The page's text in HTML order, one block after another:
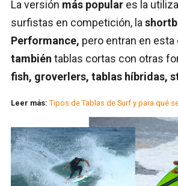
La versión más popular es la
surfistas en competición, la
Performance, pero entran en esta
también tablas cortas con otras
fish, groverlers, tablas híbridas,
Leer más: Tipos de Tablas de Surf y para qué